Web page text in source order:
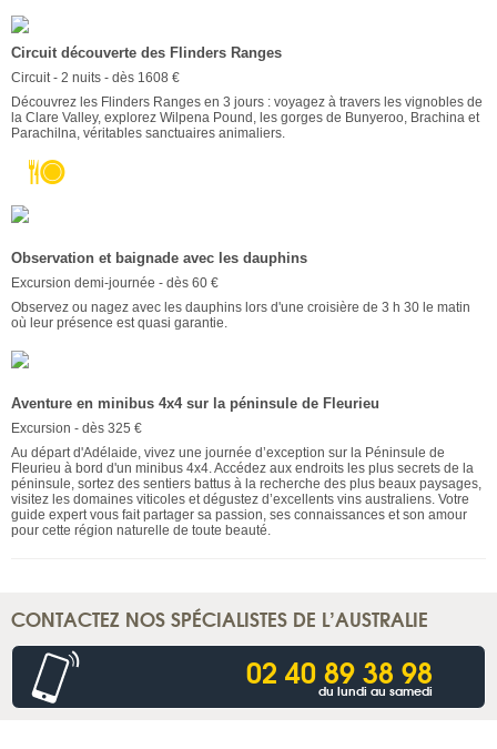
Circuit découverte des Flinders Ranges
Circuit - 2 nuits - dès 1608 €
Découvrez les Flinders Ranges en 3 jours : voyagez à travers les vignobles de
la Clare Valley, explorez Wilpena Pound, les gorges de Bunyeroo, Brachina et
Parachilna, véritables sanctuaires animaliers.
Observation et baignade avec les dauphins
Excursion demi-journée - dès 60 €
Observez ou nagez avec les dauphins lors d'une croisière de 3 h 30 le matin
où leur présence est quasi garantie.
Aventure en minibus 4x4 sur la péninsule de Fleurieu
Excursion - dès 325 €
Au départ d'Adélaide, vivez une journée d’exception sur la Péninsule de
Fleurieu à bord d'un minibus 4x4. Accédez aux endroits les plus secrets de la
péninsule, sortez des sentiers battus à la recherche des plus beaux paysages,
visitez les domaines viticoles et dégustez d’excellents vins australiens. Votre
guide expert vous fait partager sa passion, ses connaissances et son amour
pour cette région naturelle de toute beauté.
CONTACTEZ NOS SPÉCIALISTES DE L’AUSTRALIE
02 40 89 38 98
du lundi au samedi